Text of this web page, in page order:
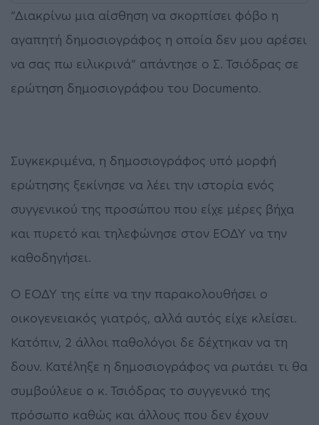
“Διακρίνω μια αίσθηση να σκορπίσει φόβο η
αγαπητή δημοσιογράφος η οποία δεν μου αρέσει
να σας πω ειλικρινά” απάντησε ο Σ. Τσιόδρας σε
ερώτηση δημοσιογράφου του Documento.
Συγκεκριμένα, η δημοσιογράφος υπό μορφή
ερώτησης ξεκίνησε να λέει την ιστορία ενός
συγγενικού της προσώπου που είχε μέρες βήχα
και πυρετό και τηλεφώνησε στον ΕΟΔΥ να την
καθοδηγήσει.
Ο ΕΟΔΥ της είπε να την παρακολουθήσει ο
οικογενειακός γιατρός, αλλά αυτός είχε κλείσει.
Κατόπιν, 2 άλλοι παθολόγοι δε δέχτηκαν να τη
δουν. Κατέληξε η δημοσιογράφος να ρωτάει τι θα
συμβούλευε ο κ. Τσιόδρας το συγγενικό της
πρόσωπο καθώς και άλλους που δεν έχουν